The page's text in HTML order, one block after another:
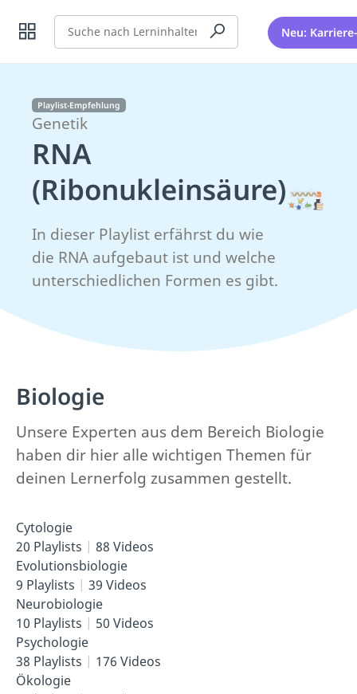
Suche Neu:
Playlist-Empfehlung
Genetik
RNA
(Ribonukleinsäure)
In dieser Playlist erfährst du wie
die RNA aufgebaut ist und welche
unterschiedlichen Formen es gibt.
Biologie
Unsere Experten aus dem Bereich Biologie
haben dir hier alle wichtigen Themen für
deinen Lernerfolg zusammen gestellt.
Cytologie
20 Playlists
88 Videos
Evolutionsbiologie
9 Playlists
39 Videos
Neurobiologie
10 Playlists
50 Videos
Psychologie
38 Playlists
176 Videos
Ökologie